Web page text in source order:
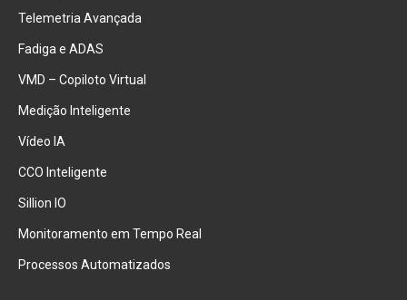
Telemetria Avançada
Fadiga e ADAS
VMD – Copiloto Virtual
Medição Inteligente
Vídeo IA
CCO Inteligente
Sillion IO
Monitoramento em Tempo Real
Processos Automatizados